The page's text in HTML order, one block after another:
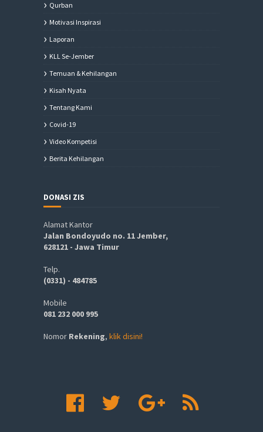
Qurban
Motivasi Inspirasi
Laporan
KLL Se-Jember
Temuan & Kehilangan
Kisah Nyata
Tentang Kami
Covid-19
Video Kompetisi
Berita Kehilangan
DONASI ZIS
Alamat Kantor
Jalan Bondoyudo no. 11 Jember,
628121 - Jawa Timur
Telp.
(0331) - 484785
Mobile
081 232 000 995
Nomor Rekening, klik disini!